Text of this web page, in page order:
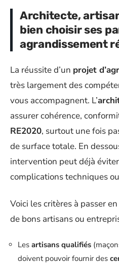
Architecte,
bien choisir ses
agrandissement
La réussite d’un projet
très largement des
vous accompagnent. L’
assurer cohérence,
RE2020, surtout une fois
de surface totale. En
intervention peut déjà
complications techniques
Voici les critères à passer
de bons artisans ou
Les artisans qualifiés
doivent pouvoir fournir des